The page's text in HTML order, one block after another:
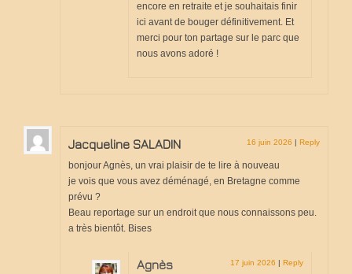
encore en retraite et je souhaitais finir
ici avant de bouger définitivement. Et
merci pour ton partage sur le parc que
nous avons adoré !
Jacqueline SALADIN 16 juin 2026 | Reply
bonjour Agnès, un vrai plaisir de te lire à nouveau
je vois que vous avez déménagé, en Bretagne comme
prévu ?
Beau reportage sur un endroit que nous connaissons peu.
a très bientôt. Bises
Agnès 17 juin 2026 | Reply